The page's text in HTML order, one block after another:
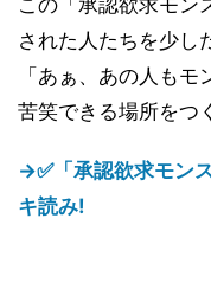
この「承認欲求モン
された人たちを少し
「あぁ、あの人も
苦笑できる場所をつ
→✅「承認欲求モン
キ読み!